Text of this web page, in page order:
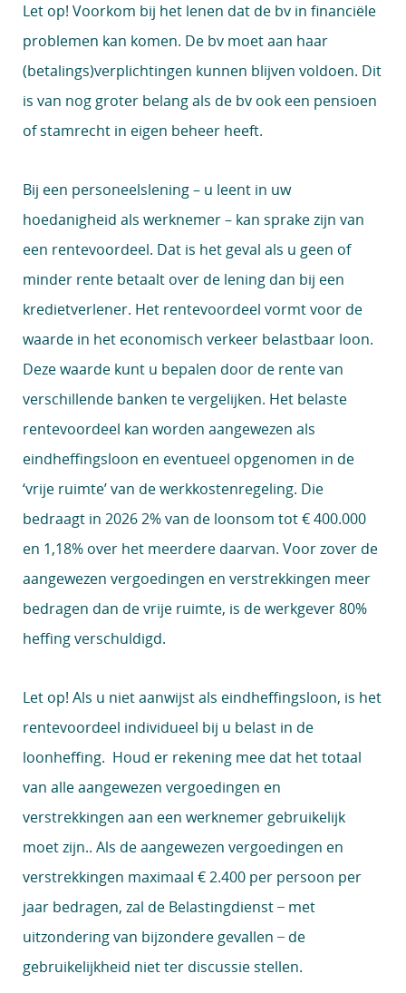
Let op! Voorkom bij het lenen dat de bv in financiële
problemen kan komen. De bv moet aan haar
(betalings)verplichtingen kunnen blijven voldoen. Dit
is van nog groter belang als de bv ook een pensioen
of stamrecht in eigen beheer heeft.
Bij een personeelslening – u leent in uw
hoedanigheid als werknemer – kan sprake zijn van
een rentevoordeel. Dat is het geval als u geen of
minder rente betaalt over de lening dan bij een
kredietverlener. Het rentevoordeel vormt voor de
waarde in het economisch verkeer belastbaar loon.
Deze waarde kunt u bepalen door de rente van
verschillende banken te vergelijken. Het belaste
rentevoordeel kan worden aangewezen als
eindheffingsloon en eventueel opgenomen in de
‘vrije ruimte’ van de werkkostenregeling. Die
bedraagt in 2026 2% van de loonsom tot € 400.000
en 1,18% over het meerdere daarvan. Voor zover de
aangewezen vergoedingen en verstrekkingen meer
bedragen dan de vrije ruimte, is de werkgever 80%
heffing verschuldigd.
Let op! Als u niet aanwijst als eindheffingsloon, is het
rentevoordeel individueel bij u belast in de
loonheffing. Houd er rekening mee dat het totaal
van alle aangewezen vergoedingen en
verstrekkingen aan een werknemer gebruikelijk
moet zijn.. Als de aangewezen vergoedingen en
verstrekkingen maximaal € 2.400 per persoon per
jaar bedragen, zal de Belastingdienst ̶ met
uitzondering van bijzondere gevallen ̶ de
gebruikelijkheid niet ter discussie stellen.